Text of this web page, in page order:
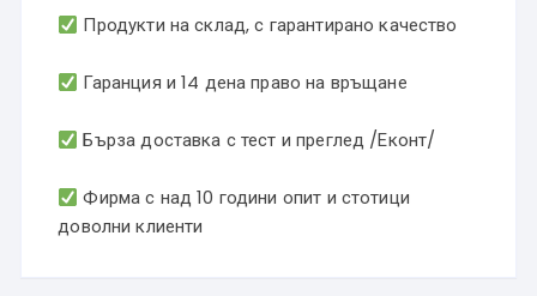
Продукти на склад, с гарантирано качество
Гаранция и 14 дена право на връщане
Бърза доставка с тест и преглед /Еконт/
Фирма с над 10 години опит и стотици
доволни клиенти